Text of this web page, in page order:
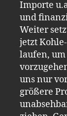
Importe
und
Weiter
jetzt
laufen,
uns nur
größere